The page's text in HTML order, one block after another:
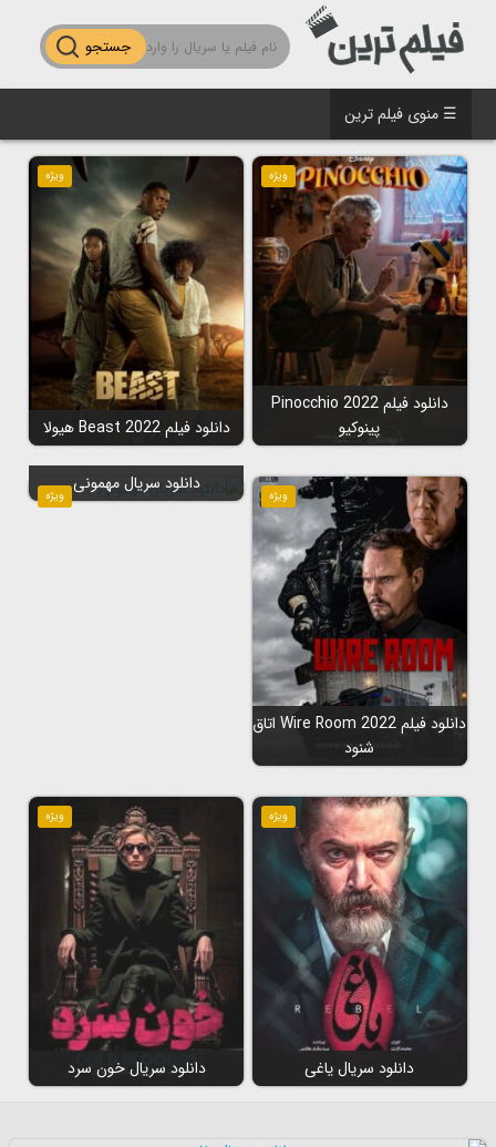
جستجو
☰ منوی فیلم ترین
ویژه
دانلود فیلم Pinocchio 2022
پینوکیو
ویژه
دانلود فیلم Beast 2022 هیولا
ویژه
دانلود فیلم Wire Room 2022 اتاق
شنود
ویژه
دانلود سریال مهمونی
ویژه
دانلود سریال یاغی
ویژه
دانلود سریال خون سرد